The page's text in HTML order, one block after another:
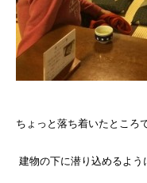
ちょっと落ち着いたところ
建物の下に潜り込めるよう